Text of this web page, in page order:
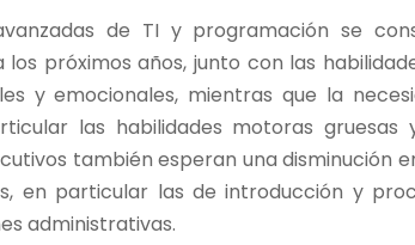
de TI y programación se
próximos años, junto con las
y emocionales, mientras que la
las habilidades motoras
también esperan una disminución
en particular las de introducción y
administrativas.